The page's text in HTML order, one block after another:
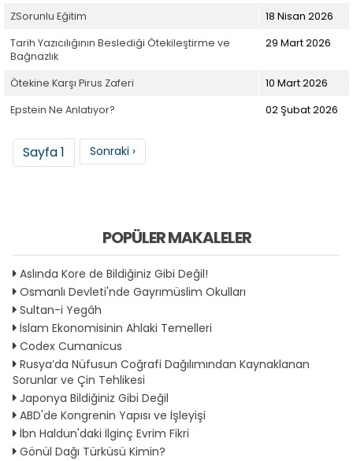
ZSorunlu Eğitim
18 Nisan 2026
Tarih Yazıcılığının Beslediği Ötekileştirme ve
Bağnazlık
29 Mart 2026
Ötekine Karşı Pirus Zaferi
10 Mart 2026
Epstein Ne Anlatıyor?
02 Şubat 2026
Sayfalama
Sayfa 1 Sonraki sayfa
Sonraki ›
POPÜLER MAKALELER
Aslında Kore de Bildiğiniz Gibi Değil!
Osmanlı Devleti'nde Gayrımüslim Okulları
Sultan-i Yegâh
İslam Ekonomisinin Ahlaki Temelleri
Codex Cumanicus
Rusya’da Nüfusun Coğrafi Dağılımından Kaynaklanan
Sorunlar ve Çin Tehlikesi
Japonya Bildiğiniz Gibi Değil
ABD'de Kongrenin Yapısı ve İşleyişi
İbn Haldun'daki İlginç Evrim Fikri
Gönül Dağı Türküsü Kimin?